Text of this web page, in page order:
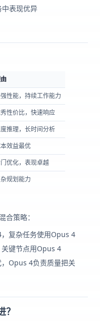
中表现优异
性能，持续工作能力
性价比，快速响应
推理，长时间分析
效益最优
优化，表现卓越
规划能力
合策略：
复杂任务使用Opus 4
键节点用Opus 4
Opus 4负责质量把关